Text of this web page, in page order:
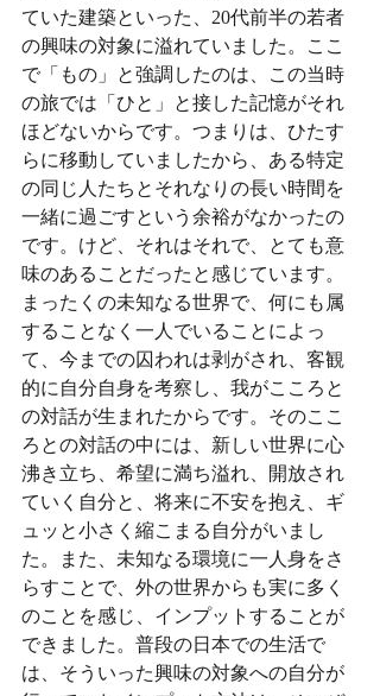
ていた建築といった、20代前半の若者
の興味の対象に溢れていました。ここ
で「もの」と強調したのは、この当時
の旅では「ひと」と接した記憶がそれ
ほどないからです。つまりは、ひたす
らに移動していましたから、ある特定
の同じ人たちとそれなりの長い時間を
一緒に過ごすという余裕がなかったの
です。けど、それはそれで、とても意
味のあることだったと感じています。
まったくの未知なる世界で、何にも属
することなく一人でいることによっ
て、今までの囚われは剥がされ、客観
的に自分自身を考察し、我がこころと
の対話が生まれたからです。そのここ
ろとの対話の中には、新しい世界に心
沸き立ち、希望に満ち溢れ、開放され
ていく自分と、将来に不安を抱え、ギ
ュッと小さく縮こまる自分がいまし
た。また、未知なる環境に一人身をさ
らすことで、外の世界からも実に多く
のことを感じ、インプットすることが
できました。普段の日本での生活で
は、そういった興味の対象への自分が